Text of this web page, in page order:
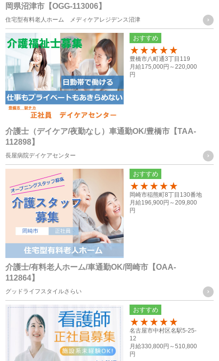
個人情報の第三者への提供
当社は、次に掲げる場合を除き、お客様の個人情報を第三者
に提供することはございません。
（１） ご本人様の同意がある場合
（２） 法令に基づく場合
（３） 人の生命、身体又は財産の保護のために必要がある場
合であって、ご本人様の同意を得ることが困難な場合
（４） 公衆衛生の向上又は児童の健全な育成の推進のために
特に必要がある場合であって、ご本人様の同意を得ることが
困難な場合
（５） 国の機関もしくは地方公共団体又はその委託を受けた
者が法令の定める事務を遂行することに対して協力する必要
がある場合であって、ご本人様の同意を得ることによって当
該事務の遂行に支障を及ぼすおそれがある場合
（６） 業務を円滑に遂行するため、利用目的の達成に必要な
範囲内で個人情報の取扱いの全部又は一部を委託する場合
個人情報の共同利用
当社は、お客様から取得した個人情報を、下記に記載したグ
ループ会社間で共同利用をする場合があります。
共同利用するものの範囲
・株式会社F.T.S
岡県沼津市【OGG-113006】
住宅型有料老人ホーム メディケアレジデンス沼津
介護士（デイケア/夜勤なし）車通勤OK/豊橋市【TAA-
112898】
長屋病院デイケアセンター
おすすめ
100
豊橋市八町通3丁目119
月給175,000円～220,000
円
介護士/有料老人ホーム/車通勤OK/岡崎市【OAA-
112864】
グッドライフスタイルさらい
おすすめ
100
岡崎市稲熊町8丁目130番地
月給196,900円～209,800
円
おすすめ
100
名古屋市中村区名駅5-25-
12
月給330,800円～510,800
円